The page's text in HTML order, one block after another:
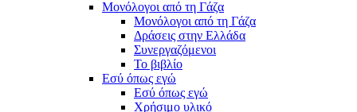
Μονόλογοι από τη Γάζα
Μονόλογοι από τη Γάζα
Δράσεις στην Ελλάδα
Συνεργαζόμενοι
To βιβλίο
Εσύ όπως εγώ
Εσύ όπως εγώ
Χρήσιμο υλικό